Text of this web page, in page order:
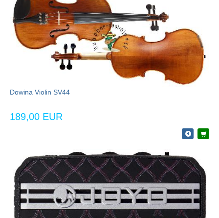
Dowina Violin SV44
189,00 EUR